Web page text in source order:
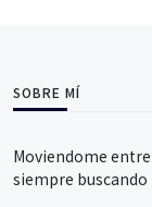
SOBRE MÍ
Moviendome
siempre